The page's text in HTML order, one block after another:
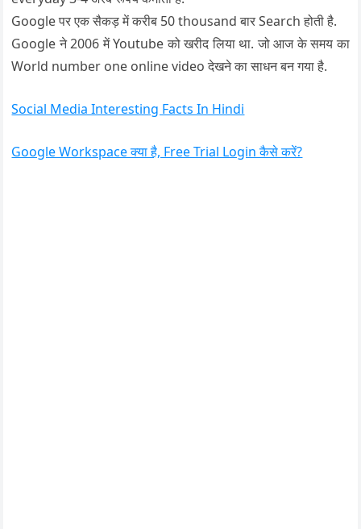
Google पर एक सैकड़ में करीब 50 thousand बार Search होती है.
Google ने 2006 में Youtube को खरीद लिया था. जो आज के समय का
World number one online video देखने का साधन बन गया है.
Social Media Interesting Facts In Hindi
Google Workspace क्या है, Free Trial Login कैसे करें?